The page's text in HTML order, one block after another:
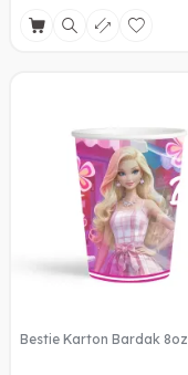
Bestie Karton Bardak 8oz